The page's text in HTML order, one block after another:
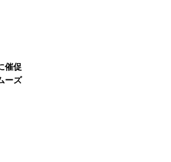
催促
ーズ